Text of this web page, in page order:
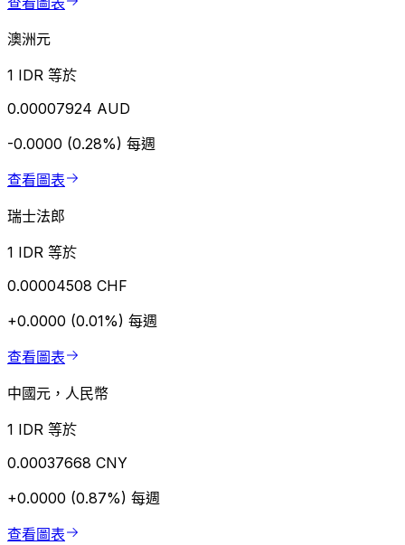
澳洲元
1 IDR 等於
0.00007924 AUD
-0.0000 (0.28%) 每週
查看圖表
瑞士法郎
1 IDR 等於
0.00004508 CHF
+0.0000 (0.01%) 每週
查看圖表
中國元，人民幣
1 IDR 等於
0.00037668 CNY
+0.0000 (0.87%) 每週
查看圖表